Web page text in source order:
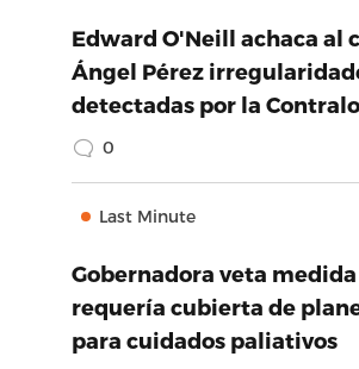
Edward O'Neill achaca al
Ángel Pérez
detectadas por la
0
Last Minute
Gobernadora veta
requería cubierta de
para cuidados paliativos